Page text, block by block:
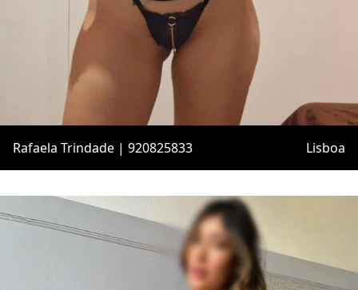
Rafaela Trindade | 920825833 Lisboa